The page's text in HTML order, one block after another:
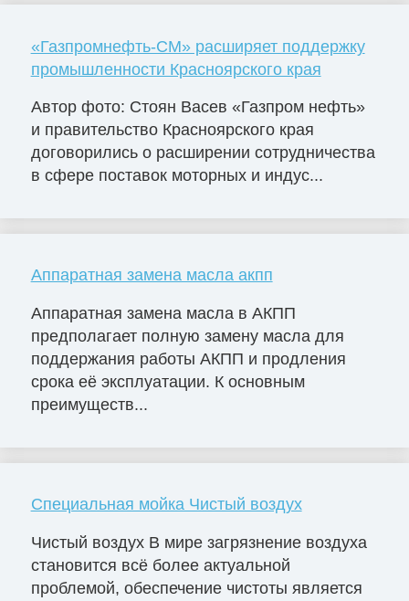
«Газпромнефть-СМ» расширяет поддержку
промышленности Красноярского края
Автор фото: Стоян Васев «Газпром нефть»
и правительство Красноярского края
договорились о расширении сотрудничества
в сфере поставок моторных и индус...
Аппаратная замена масла акпп
Аппаратная замена масла в АКПП
предполагает полную замену масла для
поддержания работы АКПП и продления
срока её эксплуатации. К основным
преимуществ...
Специальная мойка Чистый воздух
Чистый воздух В мире загрязнение воздуха
становится всё более актуальной
проблемой, обеспечение чистоты является